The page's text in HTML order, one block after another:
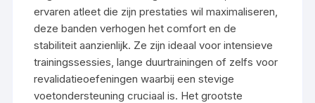
ervaren atleet die zijn prestaties wil maximaliseren,
deze banden verhogen het comfort en de
stabiliteit aanzienlijk. Ze zijn ideaal voor intensieve
trainingssessies, lange duurtrainingen of zelfs voor
revalidatieoefeningen waarbij een stevige
voetondersteuning cruciaal is. Het grootste